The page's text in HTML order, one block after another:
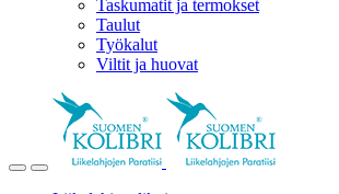
Taskumatit ja termokset
Taulut
Työkalut
Viltit ja huovat